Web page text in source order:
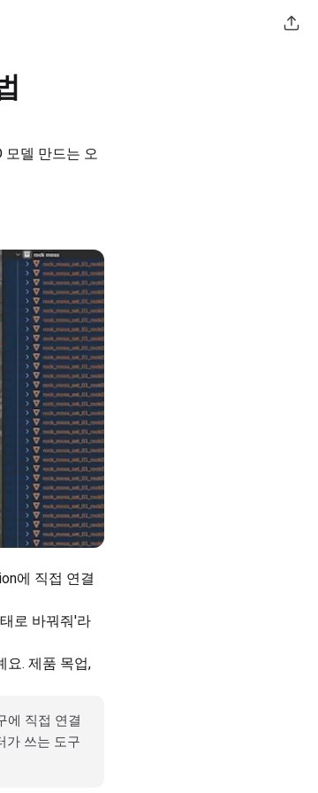
모델 만드는 오
에 직접 연결
로 바꿔줘'라
요. 제품 목업,
에 직접 연결
가 쓰는 도구